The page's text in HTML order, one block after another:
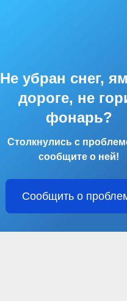
Не убран снег,
дороге, не
фонарь?
Столкнулись с
сообщите о ней!
Сообщить о